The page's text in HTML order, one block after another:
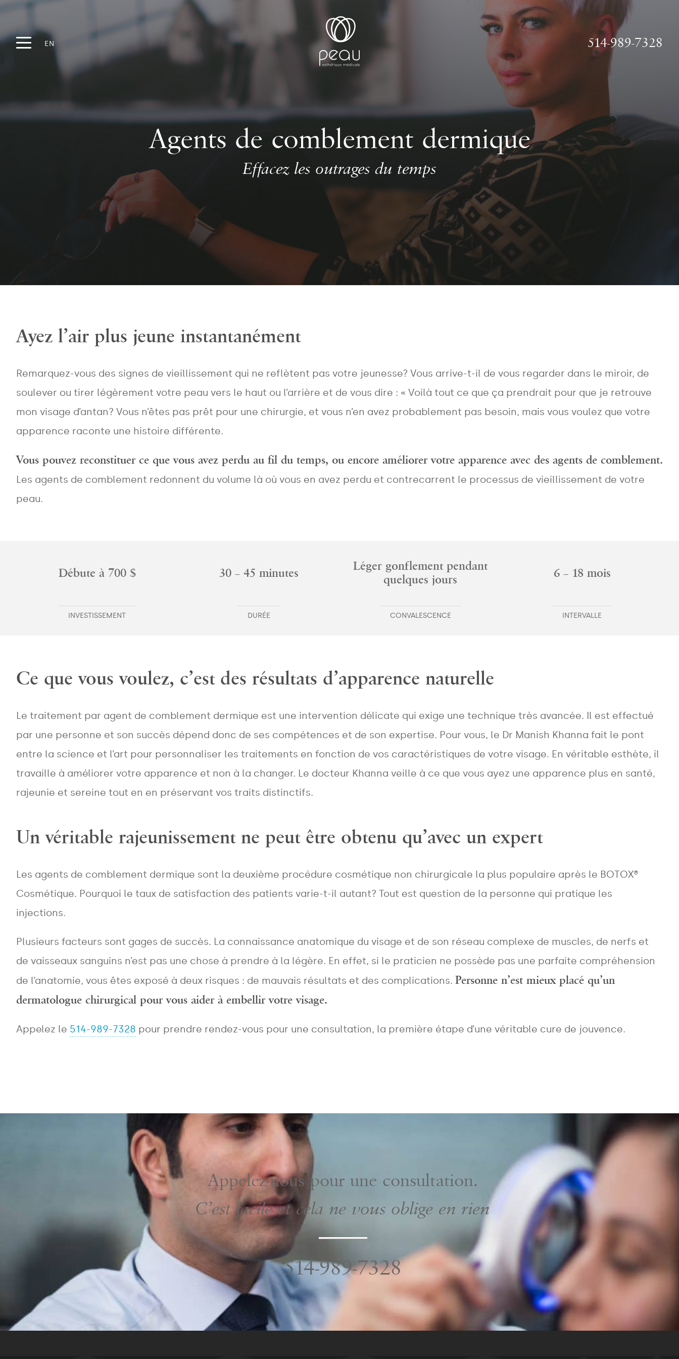
EN 514-989-7328
Agents de comblement dermique
Effacez les outrages du temps
Ayez l’air plus jeune instantanément
Remarquez-vous des signes de vieillissement qui ne reflètent pas votre jeunesse? Vous arrive-t-il de vous regarder dans le miroir, de
soulever ou tirer légèrement votre peau vers le haut ou l’arrière et de vous dire : « Voilà tout ce que ça prendrait pour que je retrouve
mon visage d’antan? Vous n’êtes pas prêt pour une chirurgie, et vous n’en avez probablement pas besoin, mais vous voulez que votre
apparence raconte une histoire différente.
Vous pouvez reconstituer ce que vous avez perdu au fil du temps, ou encore améliorer votre apparence avec des agents de comblement.
Les agents de comblement redonnent du volume là où vous en avez perdu et contrecarrent le processus de vieillissement de votre
peau.
Débute à 700 $
INVESTISSEMENT
30 – 45 minutes
DURÉE
Léger gonflement pendant
quelques jours
CONVALESCENCE
6 – 18 mois
INTERVALLE
Ce que vous voulez, c’est des résultats d’apparence naturelle
Le traitement par agent de comblement dermique est une intervention délicate qui exige une technique très avancée. Il est effectué
par une personne et son succès dépend donc de ses compétences et de son expertise. Pour vous, le Dr Manish Khanna fait le pont
entre la science et l’art pour personnaliser les traitements en fonction de vos caractéristiques de votre visage. En véritable esthète, il
travaille à améliorer votre apparence et non à la changer. Le docteur Khanna veille à ce que vous ayez une apparence plus en santé,
rajeunie et sereine tout en en préservant vos traits distinctifs.
Un véritable rajeunissement ne peut être obtenu qu’avec un expert
Les agents de comblement dermique sont la deuxième procédure cosmétique non chirurgicale la plus populaire après le BOTOX®
Cosmétique. Pourquoi le taux de satisfaction des patients varie-t-il autant? Tout est question de la personne qui pratique les
injections.
Plusieurs facteurs sont gages de succès. La connaissance anatomique du visage et de son réseau complexe de muscles, de nerfs et
de vaisseaux sanguins n’est pas une chose à prendre à la légère. En effet, si le praticien ne possède pas une parfaite compréhension
de l’anatomie, vous êtes exposé à deux risques : de mauvais résultats et des complications. Personne n’est mieux placé qu’un
dermatologue chirurgical pour vous aider à embellir votre visage.
Appelez le 514-989-7328 pour prendre rendez-vous pour une consultation, la première étape d’une véritable cure de jouvence.
Appelez-nous pour une consultation.
C’est facile et cela ne vous oblige en rien
514-989-7328
NAME*
Areas